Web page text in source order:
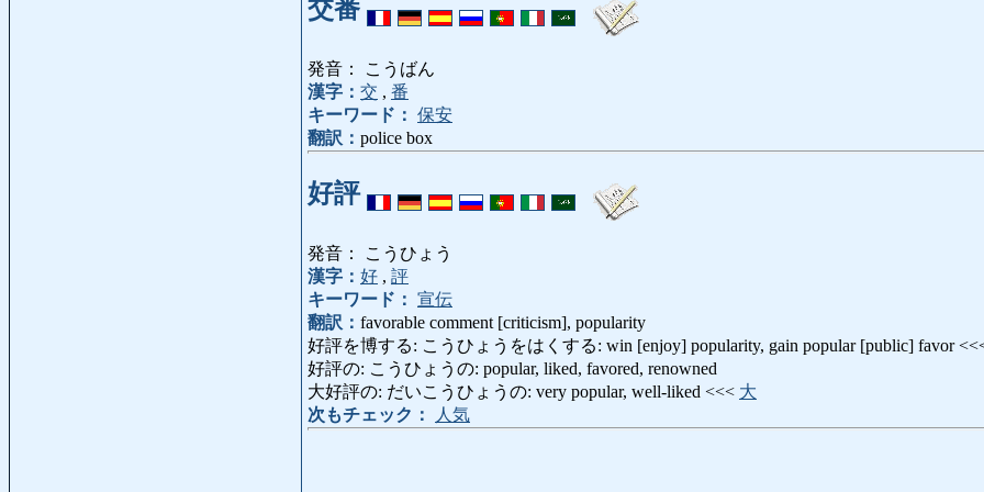
交番
発音： こうばん
漢字： 交 , 番
キーワード： 保安
翻訳： police box
好評
発音： こうひょう
漢字： 好 , 評
キーワード： 宣伝
翻訳： favorable comment [criticism], popularity
好評を博する: こうひょうをはくする: win [enjoy] popularity, gain popular [public] favor
好評の: こうひょうの: popular, liked, favored, renowned
大好評の: だいこうひょうの: very popular, well-liked <<< 大
次もチェック：
人気